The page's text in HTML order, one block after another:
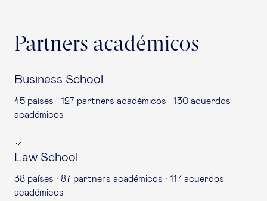
Partners académicos
Business School
45 países · 127 partners académicos · 130 acuerdos
académicos
Law School
38 países · 87 partners académicos · 117 acuerdos
académicos